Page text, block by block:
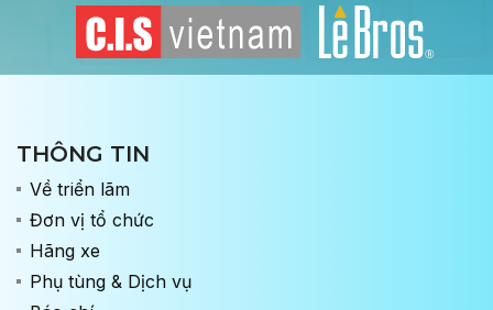
THÔNG TIN
Về triển lãm
Đơn vị tổ chức
Hãng xe
Phụ tùng & Dịch vụ